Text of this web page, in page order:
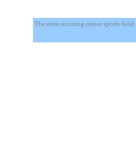
The most exciting motor sports field.